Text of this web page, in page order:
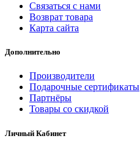
Связаться с нами
Возврат товара
Карта сайта
Дополнительно
Производители
Подарочные сертификаты
Партнёры
Товары со скидкой
Личный Кабинет